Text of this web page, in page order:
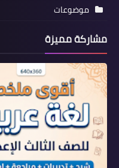
موضوعات
مشاركة مميزة